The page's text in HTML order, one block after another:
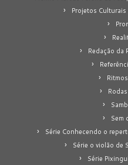
Projetos
Redação da
Sem
Série Conhecendo o
Série o violão de
Série